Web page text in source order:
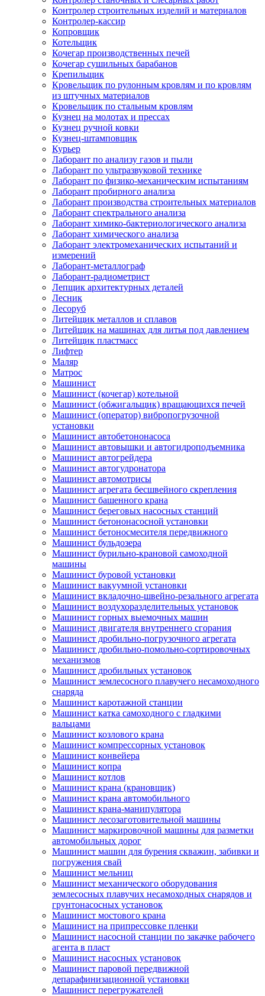
Контролер строительных изделий и материалов
Контролер-кассир
Копровщик
Котельщик
Кочегар производственных печей
Кочегар сушильных барабанов
Крепильщик
Кровельщик по рулонным кровлям и по кровлям
из штучных материалов
Кровельщик по стальным кровлям
Кузнец на молотах и прессах
Кузнец ручной ковки
Кузнец-штамповщик
Курьер
Лаборант по анализу газов и пыли
Лаборант по ультразвуковой технике
Лаборант по физико-механическим испытаниям
Лаборант пробирного анализа
Лаборант производства строительных материалов
Лаборант спектрального анализа
Лаборант химико-бактериологического анализа
Лаборант химического анализа
Лаборант электромеханических испытаний и
измерений
Лаборант-металлограф
Лаборант-радиометрист
Лепщик архитектурных деталей
Лесник
Лесоруб
Литейщик металлов и сплавов
Литейщик на машинах для литья под давлением
Литейщик пластмасс
Лифтер
Маляр
Матрос
Машинист
Машинист (кочегар) котельной
Машинист (обжигальщик) вращающихся печей
Машинист (оператор) вибропогрузочной
установки
Машинист автобетононасоса
Машинист автовышки и автогидроподъемника
Машинист автогрейдера
Машинист автогудронатора
Машинист автомотрисы
Машинист агрегата бесшвейного скрепления
Машинист башенного крана
Машинист береговых насосных станций
Машинист бетононасосной установки
Машинист бетоносмесителя передвижного
Машинист бульдозера
Машинист бурильно-крановой самоходной
машины
Машинист буровой установки
Машинист вакуумной установки
Машинист вкладочно-швейно-резального агрегата
Машинист воздухоразделительных установок
Машинист горных выемочных машин
Машинист двигателя внутреннего сгорания
Машинист дробильно-погрузочного агрегата
Машинист дробильно-помольно-сортировочных
механизмов
Машинист дробильных установок
Машинист землесосного плавучего несамоходного
снаряда
Машинист каротажной станции
Машинист катка самоходного с гладкими
вальцами
Машинист козлового крана
Машинист компрессорных установок
Машинист конвейера
Машинист копра
Машинист котлов
Машинист крана (крановщик)
Машинист крана автомобильного
Машинист крана-манипулятора
Машинист лесозаготовительной машины
Машинист маркировочной машины для разметки
автомобильных дорог
Машинист машин для бурения скважин, забивки и
погружения свай
Машинист мельниц
Машинист механического оборудования
землесосных плавучих несамоходных снарядов и
грунтонасосных установок
Машинист мостового крана
Машинист на припрессовке пленки
Машинист насосной станции по закачке рабочего
агента в пласт
Машинист насосных установок
Машинист паровой передвижной
депарафинизационной установки
Машинист перегружателей